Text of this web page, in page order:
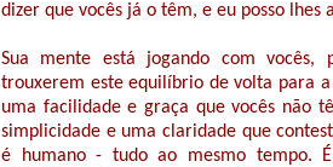
dizer que vocês já o têm, e eu posso lhes
Sua mente está jogando com vocês,
trouxerem este equilíbrio de volta para
uma facilidade e graça que vocês não
simplicidade e uma claridade que
é humano - tudo ao mesmo tempo.